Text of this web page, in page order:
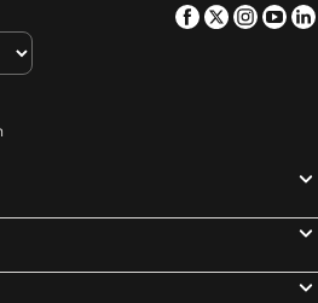
Facebook
Twitter